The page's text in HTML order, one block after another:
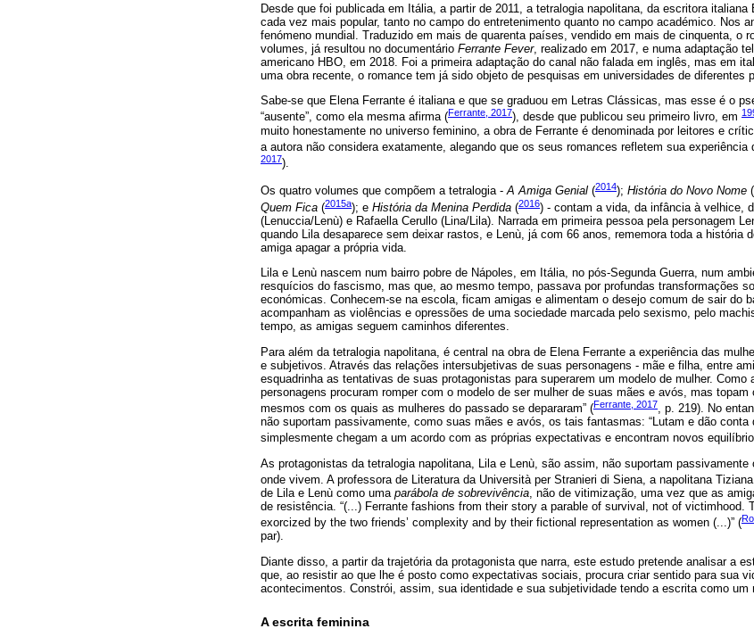
Desde que foi publicada em Itália, a partir de 2011, a tetralogia napolitana, da escritora italiana
cada vez mais popular, tanto no campo do entretenimento quanto no campo académico. Nos
fenómeno mundial. Traduzido em mais de quarenta países, vendido em mais de cinquenta, o
volumes, já resultou no documentário Ferrante Fever, realizado em 2017, e numa adaptação
americano HBO, em 2018. Foi a primeira adaptação do canal não falada em inglês, mas em
uma obra recente, o romance tem já sido objeto de pesquisas em universidades de diferentes
Sabe-se que Elena Ferrante é italiana e que se graduou em Letras Clássicas, mas esse é o
“ausente”, como ela mesma afirma (Ferrante, 2017), desde que publicou seu primeiro livro, em
muito honestamente no universo feminino, a obra de Ferrante é denominada por leitores e
a autora não considera exatamente, alegando que os seus romances refletem sua experiência
2017).
Os quatro volumes que compõem a tetralogia -A Amiga Genial (2014); História do Novo Nome (
Quem Fica (2015a); e História da Menina Perdida (2016) - contam a vida, da infância à velhice,
(Lenuccia/Lenù) e Rafaella Cerullo (Lina/Lila). Narrada em primeira pessoa pela personagem
quando Lila desaparece sem deixar rastos, e Lenù, já com 66 anos, rememora toda a história
amiga apagar a própria vida.
Lila e Lenù nascem num bairro pobre de Nápoles, em Itália, no pós-Segunda Guerra, num
resquícios do fascismo, mas que, ao mesmo tempo, passava por profundas transformações
económicas. Conhecem-se na escola, ficam amigas e alimentam o desejo comum de sair do
acompanham as violências e opressões de uma sociedade marcada pelo sexismo, pelo
tempo, as amigas seguem caminhos diferentes.
Para além da tetralogia napolitana, é central na obra de Elena Ferrante a experiência das
e subjetivos. Através das relações intersubjetivas de suas personagens - mãe e filha, entre
esquadrinha as tentativas de suas protagonistas para superarem um modelo de mulher. Como
personagens procuram romper com o modelo de ser mulher de suas mães e avós, mas topam
mesmos com os quais as mulheres do passado se depararam” (Ferrante, 2017, p. 219). No
não suportam passivamente, como suas mães e avós, os tais fantasmas: “Lutam e dão conta
simplesmente chegam a um acordo com as próprias expectativas e encontram novos
As protagonistas da tetralogia napolitana, Lila e Lenù, são assim, não suportam passivamente
onde vivem. A professora de Literatura da Università per Stranieri di Siena, a napolitana
de Lila e Lenù como uma parábola de sobrevivência , não de vitimização, uma vez que as
de resistência. “(...) Ferrante fashions from their story a parable of survival, not of victimhood.
exorcized by the two friends’ complexity and by their fictional representation as women (...)” (
par).
Diante disso, a partir da trajetória da protagonista que narra, este estudo pretende analisar a
que, ao resistir ao que lhe é posto como expectativas sociais, procura criar sentido para sua
acontecimentos. Constrói, assim, sua identidade e sua subjetividade tendo a escrita como um
A escrita feminina